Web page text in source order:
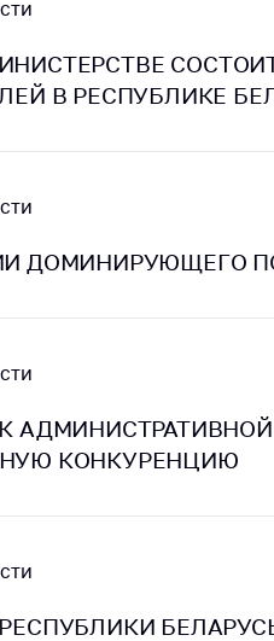
орган
на
В РЕСПУБЛИКЕ
ДОМИНИРУЮЩЕГО
КОНКУРЕНЦИЮ